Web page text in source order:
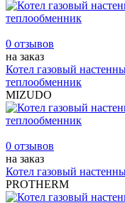
0 отзывов
на заказ
Котел газовый
теплообменник
MIZUDO
0 отзывов
на заказ
Котел газовый
PROTHERM